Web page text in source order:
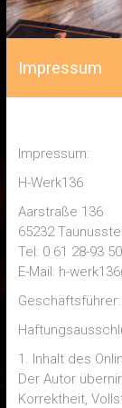
Impressum
Impressum:
H-Werk136
Aarstraße 136
65232
Tel: 0 61 28-93
E-Mail: h-
1. Inhalt des
Der Autor
Korrektheit,